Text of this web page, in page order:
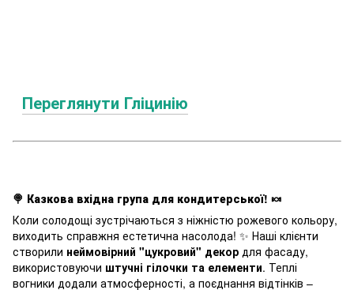
Переглянути Гліцинію
🍭 Казкова вхідна група для кондитерської! 🍬
Коли солодощі зустрічаються з ніжністю рожевого кольору,
виходить справжня естетична насолода! ✨ Наші клієнти
створили неймовірний "цукровий" декор для фасаду,
використовуючи штучні гілочки та елементи. Теплі
вогники додали атмосферності, а поєднання відтінків –